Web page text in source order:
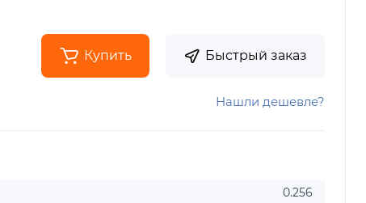
Купить Быстрый заказ
Нашли дешевле?
0.256